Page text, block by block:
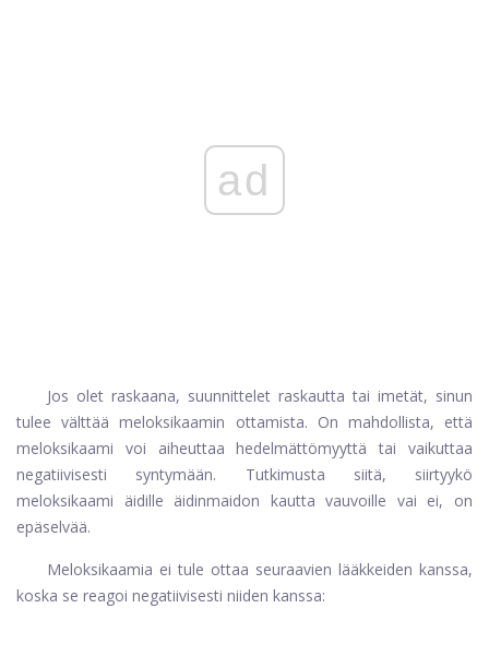
ad
Jos olet raskaana, suunnittelet raskautta tai imetät, sinun
tulee välttää meloksikaamin ottamista. On mahdollista, että
meloksikaami voi aiheuttaa hedelmättömyyttä tai vaikuttaa
negatiivisesti syntymään. Tutkimusta siitä, siirtyykö
meloksikaami äidille äidinmaidon kautta vauvoille vai ei, on
epäselvää.
Meloksikaamia ei tule ottaa seuraavien lääkkeiden kanssa,
koska se reagoi negatiivisesti niiden kanssa: